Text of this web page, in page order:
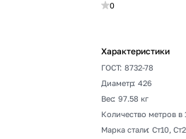
0
Характеристики
ГОСТ: 8732-78
Диаметр: 426
Вес: 97.58 кг
Количество метров в
Марка стали: Ст10,